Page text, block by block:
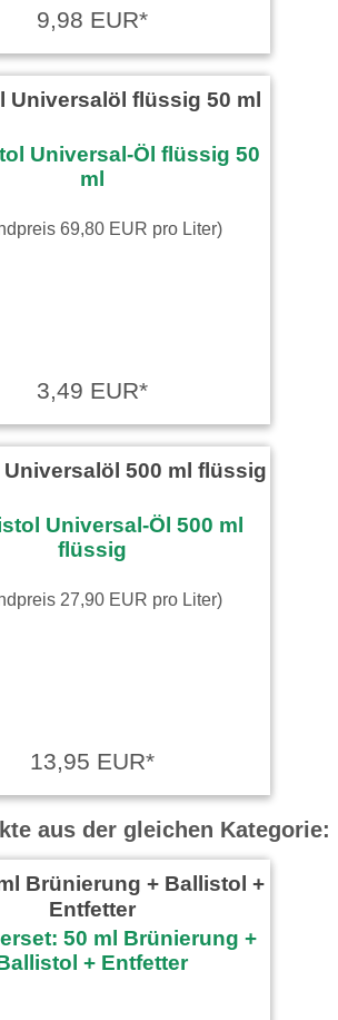
9,98 EUR*
Universalöl flüssig 50 ml
69,80 EUR pro Liter)
3,49 EUR*
500 ml flüssig
27,90 EUR pro Liter)
13,95 EUR*
aus der gleichen Kategorie:
Brünierung + Ballistol +
Entfetter